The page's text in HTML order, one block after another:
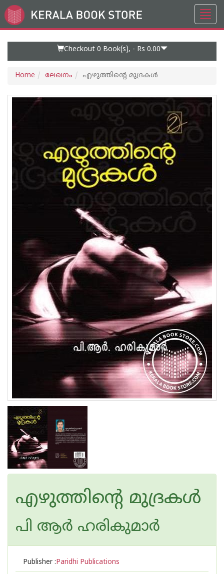
Go
to
Checkout 0 Book(s), - Rs 0.00
Home ലേഖനം എഴുത്തിന്റെ മുദ്രകള്‍
എഴുത്തിന്റെ മുദ്രകള്‍
പി ആര്‍ ഹരികുമാര്‍
Publisher :Paridhi Publications